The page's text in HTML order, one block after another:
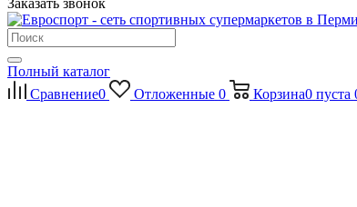
Заказать звонок
Полный каталог
Сравнение0 Отложенные 0 Корзина0 пуста